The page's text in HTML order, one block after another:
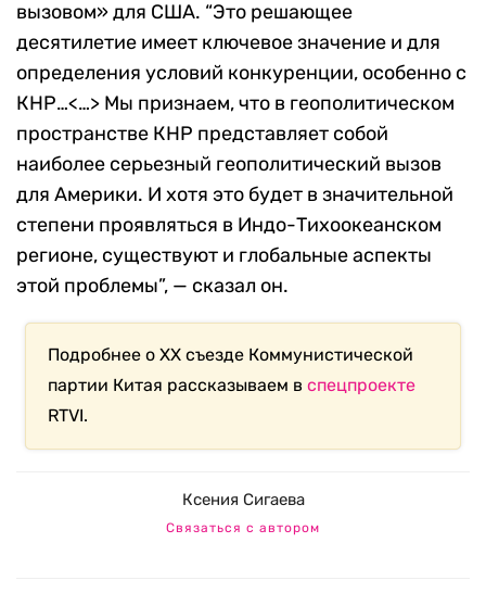
вызовом» для США. “Это решающее
десятилетие имеет ключевое значение и для
определения условий конкуренции, особенно с
КНР…<…> Мы признаем, что в геополитическом
пространстве КНР представляет собой
наиболее серьезный геополитический вызов
для Америки. И хотя это будет в значительной
степени проявляться в Индо-Тихоокеанском
регионе, существуют и глобальные аспекты
этой проблемы”, — сказал он.
Подробнее о XX съезде Коммунистической
партии Китая рассказываем вспецпроекте
RTVI.
Ксения Сигаева
Связаться с автором